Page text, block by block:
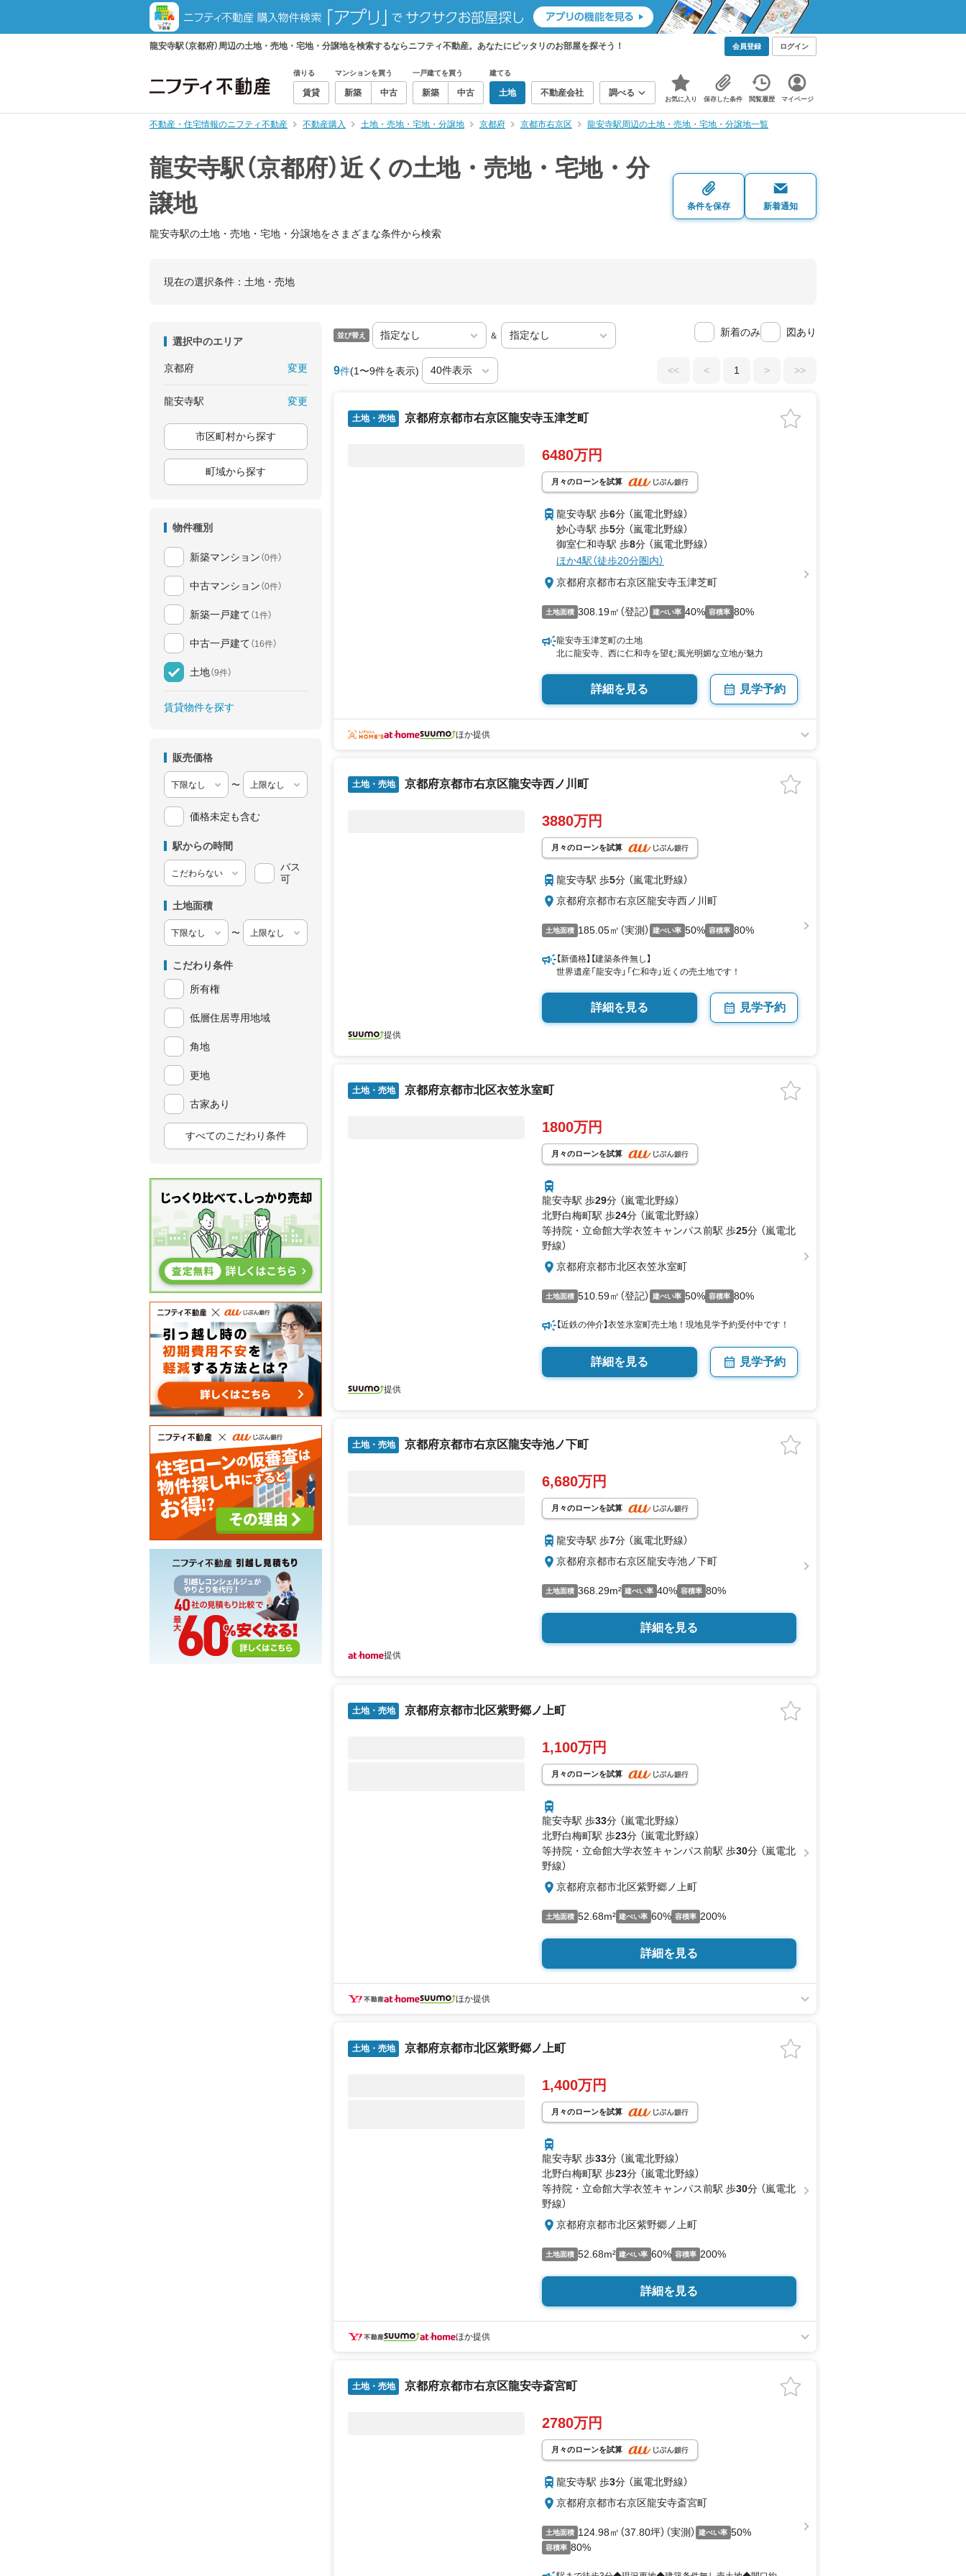
龍安寺駅（京都府）周辺の土地・売地・宅地・分譲地を検索するならニフティ不動産。あなたにピッタリのお部屋を探そう！ 会員登録 ログイン
借りる
賃貸
マンションを買う
新築 中古
一戸建てを買う
新築 中古
建てる
土地 不動産会社 調べる
お気に入り 保存した条件 閲覧履歴 マイページ
不動産・住宅情報のニフティ不動産 不動産購入 土地・売地・宅地・分譲地 京都府 京都市右京区 龍安寺駅周辺の土地・売地・宅地・分譲地一覧
龍安寺駅（京都府）近くの土地・売地・宅地・分
譲地
龍安寺駅の土地・売地・宅地・分譲地をさまざまな条件から検索
条件を保存 新着通知
現在の選択条件： 土地・売地
選択中のエリア
京都府 変更
龍安寺駅 変更
市区町村から探す
町域から探す
物件種別
新築マンション （0件）
中古マンション （0件）
新築一戸建て （1件）
中古一戸建て （16件）
土地（9件）
賃貸物件を探す
販売価格
〜
価格未定も含む
駅からの時間
バス
可
土地面積
〜
こだわり条件
所有権
低層住居専用地域
角地
更地
古家あり
すべてのこだわり条件
並び替え ＆ 新着のみ 図あり
9件(1〜9件を表示) << < 1 > >>
土地・売地 京都府京都市右京区龍安寺玉津芝町
6480万円
月々のローンを試算
龍安寺駅 歩6分 （嵐電北野線）
妙心寺駅 歩5分 （嵐電北野線）
御室仁和寺駅 歩8分 （嵐電北野線）
ほか4駅（徒歩20分圏内）
京都府京都市右京区龍安寺玉津芝町
土地面積 308.19㎡（登記） 建ぺい率 40% 容積率 80%
龍安寺玉津芝町の土地
北に龍安寺、西に仁和寺を望む風光明媚な立地が魅力
詳細を見る 見学予約
ほか提供
土地・売地 京都府京都市右京区龍安寺西ノ川町
3880万円
月々のローンを試算
龍安寺駅 歩5分 （嵐電北野線）
京都府京都市右京区龍安寺西ノ川町
土地面積 185.05㎡（実測） 建ぺい率 50% 容積率 80%
【新価格】【建築条件無し】
世界遺産「龍安寺」「仁和寺」近くの売土地です！
詳細を見る 見学予約
提供
土地・売地 京都府京都市北区衣笠氷室町
1800万円
月々のローンを試算
龍安寺駅 歩29分 （嵐電北野線）
北野白梅町駅 歩24分 （嵐電北野線）
等持院・立命館大学衣笠キャンパス前駅 歩25分 （嵐電北
野線）
京都府京都市北区衣笠氷室町
土地面積 510.59㎡（登記） 建ぺい率 50% 容積率 80%
【近鉄の仲介】衣笠氷室町売土地！現地見学予約受付中です！
詳細を見る 見学予約
提供
土地・売地 京都府京都市右京区龍安寺池ノ下町
6,680万円
月々のローンを試算
龍安寺駅 歩7分 （嵐電北野線）
京都府京都市右京区龍安寺池ノ下町
土地面積 368.29m² 建ぺい率 40% 容積率 80%
詳細を見る
提供
土地・売地 京都府京都市北区紫野郷ノ上町
1,100万円
月々のローンを試算
龍安寺駅 歩33分 （嵐電北野線）
北野白梅町駅 歩23分 （嵐電北野線）
等持院・立命館大学衣笠キャンパス前駅 歩30分 （嵐電北
野線）
京都府京都市北区紫野郷ノ上町
土地面積 52.68m² 建ぺい率 60% 容積率 200%
詳細を見る
ほか提供
土地・売地 京都府京都市北区紫野郷ノ上町
1,400万円
月々のローンを試算
龍安寺駅 歩33分 （嵐電北野線）
北野白梅町駅 歩23分 （嵐電北野線）
等持院・立命館大学衣笠キャンパス前駅 歩30分 （嵐電北
野線）
京都府京都市北区紫野郷ノ上町
土地面積 52.68m² 建ぺい率 60% 容積率 200%
詳細を見る
ほか提供
土地・売地 京都府京都市右京区龍安寺斎宮町
2780万円
月々のローンを試算
龍安寺駅 歩3分 （嵐電北野線）
京都府京都市右京区龍安寺斎宮町
土地面積 124.98㎡（37.80坪）（実測） 建ぺい率 50%
容積率 80%